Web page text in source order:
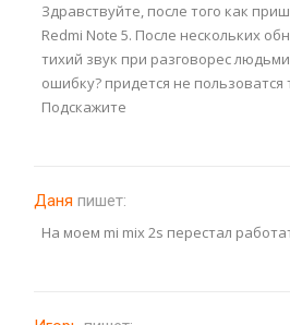
Здравствуйте, после того как
Redmi Note 5. После нескольких
тихий звук при разговорес
ошибку? придется не
Подскажите
Даня пишет:
На моем mi mix 2s перестал